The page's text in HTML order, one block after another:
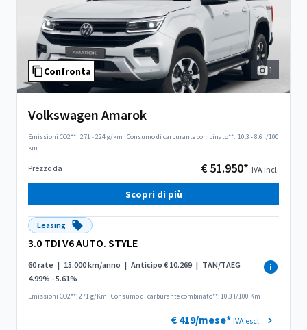
Confronta 1
Volkswagen Amarok
Emissioni CO2**: 271 - 224 g/km ·Consumo di carburante combinato**: 10.3 - 8.6 l/100
km
Prezzo da € 51.950* IVA incl.
Scopri di più
Leasing
3.0 TDI V6 AUTO. STYLE
60 rate | 15.000 km/anno | Anticipo € 10.269 | TAN/TAEG
4.99% - 5.61%
Emissioni CO2**: 271 g/Km ·Consumo di carburante combinato**: 10.3 l/100 Km
€ 419/mese* IVA escl.